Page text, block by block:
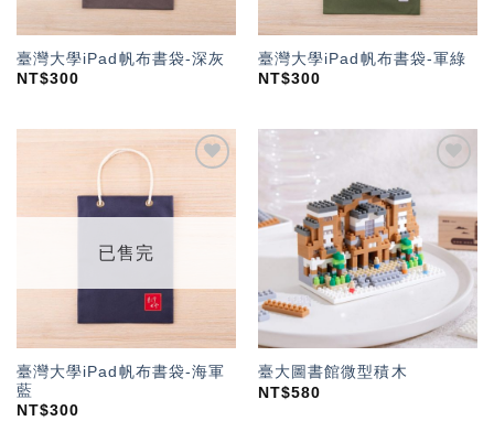
臺灣大學iPad帆布書袋-深灰
NT$300
臺灣大學iPad帆布書袋-軍綠
NT$300
望輕
已售完
臺灣大學iPad帆布書袋-海軍
藍
NT$300
望輕
單」
臺大圖書館微型積木
NT$580